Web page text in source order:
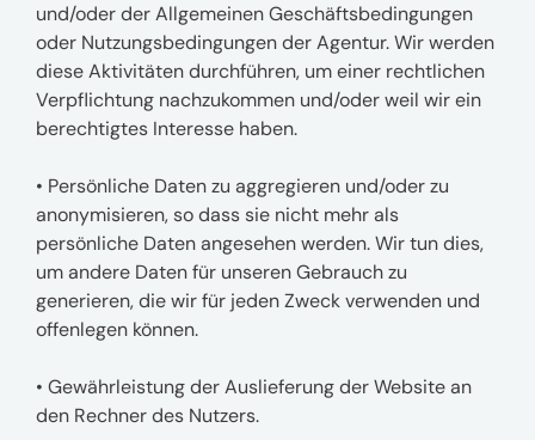
und/oder der Allgemeinen Geschäftsbedingungen
oder Nutzungsbedingungen der Agentur. Wir werden
diese Aktivitäten durchführen, um einer rechtlichen
Verpflichtung nachzukommen und/oder weil wir ein
berechtigtes Interesse haben.
• Persönliche Daten zu aggregieren und/oder zu
anonymisieren, so dass sie nicht mehr als
persönliche Daten angesehen werden. Wir tun dies,
um andere Daten für unseren Gebrauch zu
generieren, die wir für jeden Zweck verwenden und
offenlegen können.
• Gewährleistung der Auslieferung der Website an
den Rechner des Nutzers.